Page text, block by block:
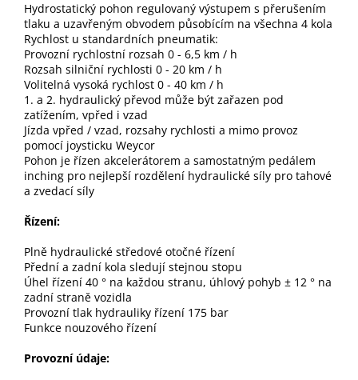
Hydrostatický pohon regulovaný výstupem s přerušením
tlaku a uzavřeným obvodem působícím na všechna 4 kola
Rychlost u standardních pneumatik:
Provozní rychlostní rozsah 0 - 6,5 km / h
Rozsah silniční rychlosti 0 - 20 km / h
Volitelná vysoká rychlost 0 - 40 km / h
1. a 2. hydraulický převod může být zařazen pod
zatížením, vpřed i vzad
Jízda vpřed / vzad, rozsahy rychlosti a mimo provoz
pomocí joysticku Weycor
Pohon je řízen akcelerátorem a samostatným pedálem
inching pro nejlepší rozdělení hydraulické síly pro tahové
a zvedací síly
Řízení:
Plně hydraulické středové otočné řízení
Přední a zadní kola sledují stejnou stopu
Úhel řízení 40 ° na každou stranu, úhlový pohyb ± 12 ° na
zadní straně vozidla
Provozní tlak hydrauliky řízení 175 bar
Funkce nouzového řízení
Provozní údaje: